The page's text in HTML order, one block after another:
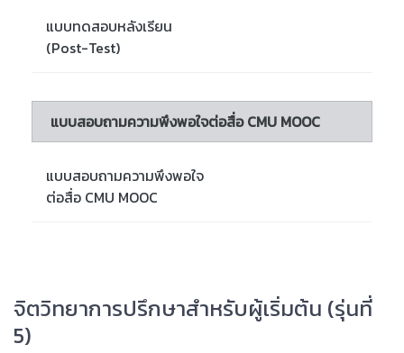
แบบทดสอบหลังเรียน
(Post-Test)
แบบสอบถามความพึงพอใจต่อสื่อ CMU MOOC
แบบสอบถามความพึงพอใจ
ต่อสื่อ CMU MOOC
จิตวิทยาการปรึกษาสำหรับผู้เริ่มต้น (รุ่นที่
5)